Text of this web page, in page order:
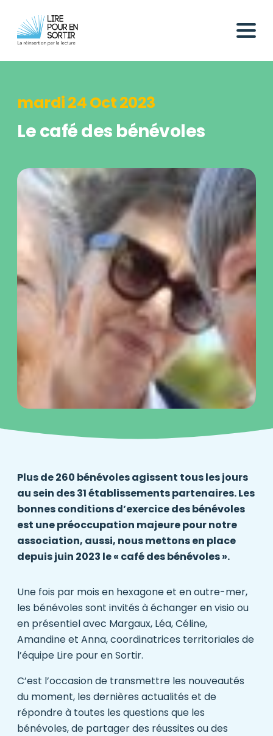
mardi 24 Oct 2023
Le café des bénévoles
Plus de 260 bénévoles agissent tous les jours
au sein des 31 établissements partenaires. Les
bonnes conditions d’exercice des bénévoles
est une préoccupation majeure pour notre
association, aussi, nous mettons en place
depuis juin 2023 le « café des bénévoles ».
Une fois par mois en hexagone et en outre-mer,
les bénévoles sont invités à échanger en visio ou
en présentiel avec Margaux, Léa, Céline,
Amandine et Anna, coordinatrices territoriales de
l’équipe Lire pour en Sortir.
C’est l’occasion de transmettre les nouveautés
du moment, les dernières actualités et de
répondre à toutes les questions que les
bénévoles, de partager des réussites ou des